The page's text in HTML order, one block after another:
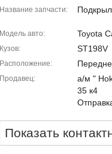
Название запчасти
Модель авто Toyota
Кузов ST198V
Расположение
Продавец
а/м "
35 к4
Показать